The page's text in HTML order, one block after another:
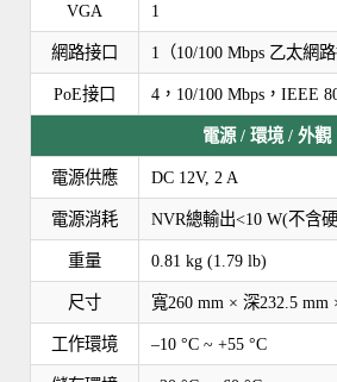
VGA 1
網路接口 1（10/100 Mbps 乙太網路
PoE接口 4，10/100 Mbps，IEEE
電源 / 環境 / 外觀
電源供應 DC 12V, 2 A
電源消耗 NVR總輸出<10 W(不含
重量 0.81 kg (1.79 lb)
尺寸 寬260 mm × 深232.5 mm
工作環境 –10 °C ~ +55 °C